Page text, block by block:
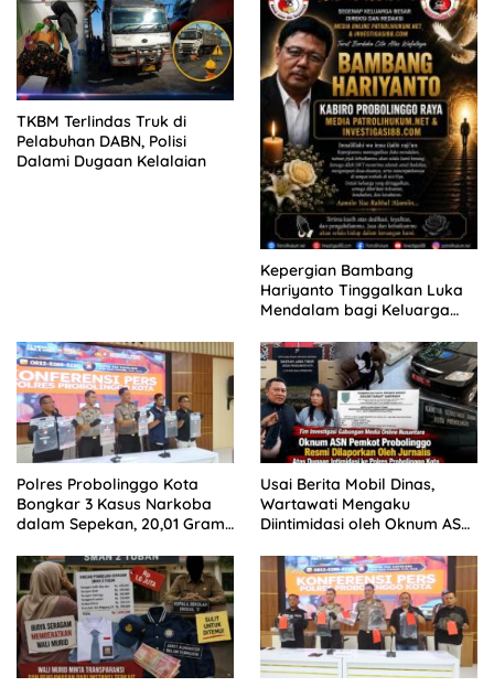
MENGAMUK DI PN MALANG
TKBM Terlindas Truk di
Pelabuhan DABN, Polisi
Dalami Dugaan Kelalaian
Kepergian Bambang
Hariyanto Tinggalkan Luka
Mendalam bagi Keluarga
Polres Probolinggo Kota
Bongkar 3 Kasus Narkoba
dalam Sepekan, 20,01 Gram
Usai Berita Mobil Dinas,
Wartawati Mengaku
Diintimidasi oleh Oknum ASN
Tempuh Jalur Hukum